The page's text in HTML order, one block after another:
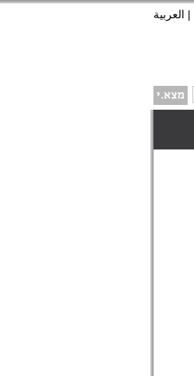
| العربية